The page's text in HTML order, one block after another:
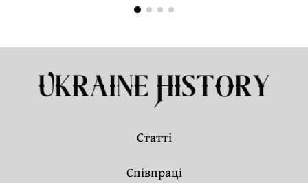
Статті
Співпраці